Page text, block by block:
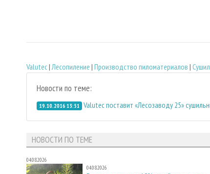
Valutec| Лесопиление | Производство пиломатериалов |
Новости по теме:
19.10.2016 13:51 Valutec поставит «Лесозаводу 25»
НОВОСТИ ПО ТЕМЕ
04.08.2026
04.08.2026